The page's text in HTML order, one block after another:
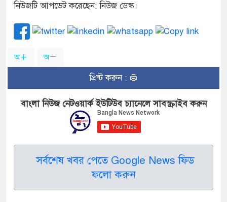
নিউজটি আপডেট করেছেন: নিউজ ডেস্ক।
অ অ
প্রিন্ট করুন :
বাংলা নিউজ নেটওয়ার্ক ইউটিউব চ্যানেলে সাবস্ক্রাইব করুন
সর্বশেষ খবর পেতে Google News ফিড
ফলো করুন